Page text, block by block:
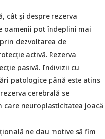
cât și despre rezerva
oamenii pot îndeplini mai
dezvoltarea de
activă. Rezerva
pasivă. Indivizii cu
patologice până este atins
cerebrală se
neuroplasticitatea joacă
ne dau motive să fim